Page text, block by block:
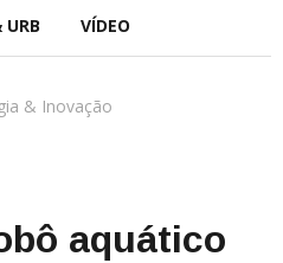
URB VÍDEO
& Inovação
aquático